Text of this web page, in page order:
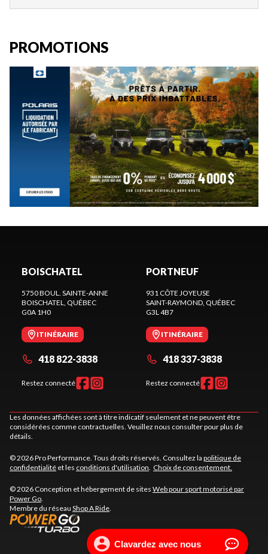
PROMOTIONS
BOISCHATEL
5750 BOUL. SAINTE-ANNE
BOISCHATEL, QUÉBEC
G0A 1H0
ITINÉRAIRE
418 822-3838
Restez connecté
PORTNEUF
931 CÔTE JOYEUSE
SAINT-RAYMOND, QUÉBEC
G3L 4B7
ITINÉRAIRE
418 337-3838
Restez connecté
Les données affichées sont à titre indicatif seulement et ne peuvent être
considérées comme contractuelles. Veuillez nous consulter pour plus de
détails.
© 2026 Pro Performance. Tous droits réservés. Consultez la politique de
confidentialité et les conditions d'utilisation. Choix de consentement.
© 2026 Conception et hébergement de sites Web pour sport motorisé par
Power Go.
Membre du réseau Shop A Ride.